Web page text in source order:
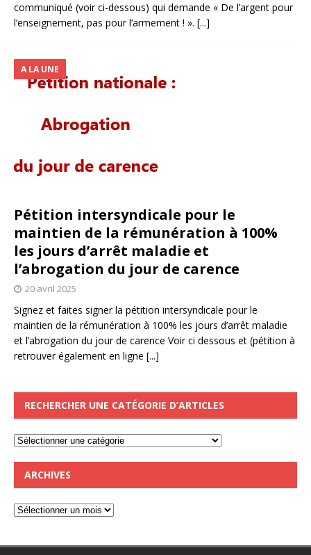
communiqué (voir ci-dessous) qui demande « De l’argent pour
l’enseignement, pas pour l’armement ! ». [...]
Pétition intersyndicale pour le
maintien de la rémunération à 100%
les jours d’arrêt maladie et
l’abrogation du jour de carence
A LA UNE
20 avril 2025
Signez et faites signer la pétition intersyndicale pour le
maintien de la rémunération à 100% les jours d’arrêt maladie
et l’abrogation du jour de carence Voir ci dessous et (pétition à
retrouver également en ligne [...]
RECHERCHER UNE CATÉGORIE D’ARTICLES
ARCHIVES